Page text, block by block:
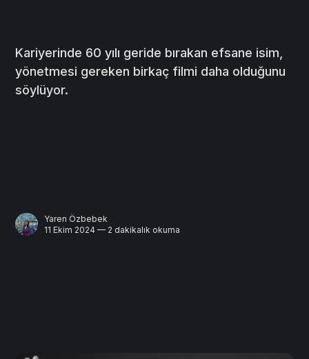
Kariyerinde 60 yılı geride bırakan efsane isim,
yönetmesi gereken birkaç filmi daha olduğunu
söylüyor.
Yaren Özbebek
11 Ekim 2024 — 2 dakikalık okuma